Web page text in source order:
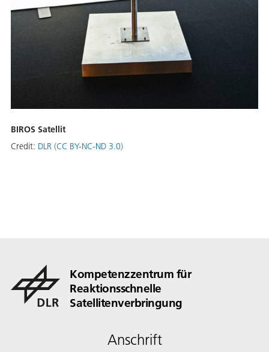
BIROS Satellit
Credit: DLR (CC BY-NC-ND 3.0)
Kompetenzzentrum für
Reaktionsschnelle
Satellitenverbringung
Anschrift